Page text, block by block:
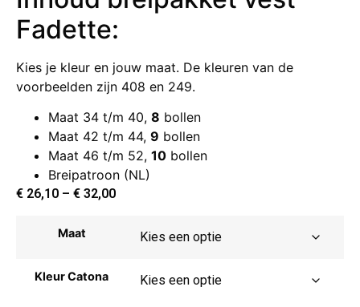
Fadette:
Kies je kleur en jouw maat. De kleuren van de
voorbeelden zijn 408 en 249.
Maat 34 t/m 40, 8 bollen
Maat 42 t/m 44, 9 bollen
Maat 46 t/m 52, 10 bollen
Breipatroon (NL)
€ 26,10 – € 32,00
Maat
Kleur Catona